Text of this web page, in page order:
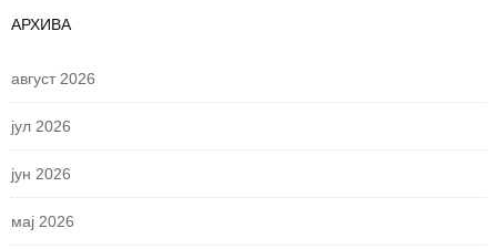
АРХИВА
август 2026
јул 2026
јун 2026
мај 2026